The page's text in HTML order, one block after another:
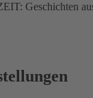
Geschichten